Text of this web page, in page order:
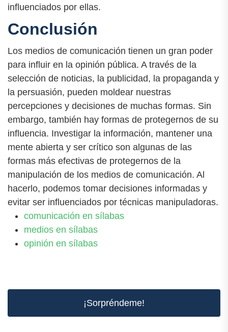
influenciados por ellas.
Conclusión
Los medios de comunicación tienen un gran poder
para influir en la opinión pública. A través de la
selección de noticias, la publicidad, la propaganda y
la persuasión, pueden moldear nuestras
percepciones y decisiones de muchas formas. Sin
embargo, también hay formas de protegernos de su
influencia. Investigar la información, mantener una
mente abierta y ser crítico son algunas de las
formas más efectivas de protegernos de la
manipulación de los medios de comunicación. Al
hacerlo, podemos tomar decisiones informadas y
evitar ser influenciados por técnicas manipuladoras.
comunicación en sílabas
medios en sílabas
opinión en sílabas
¡Sorpréndeme!